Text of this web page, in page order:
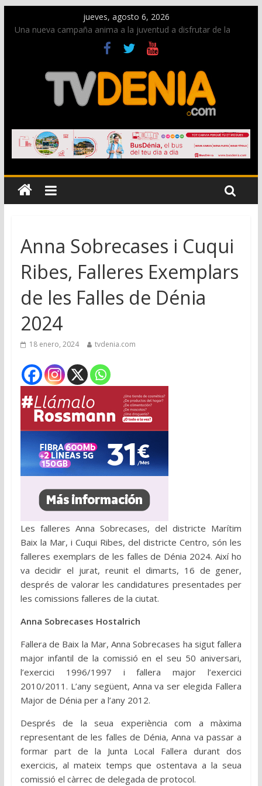
jueves, agosto 6, 2026
Una nueva campaña anima a la juventud a disfrutar de la
Paco Adsuar dona al Arxiu de Dénia más de 50.000 imágenes
de la memoria visual de la ciudad
La Entraeta Festera llena de ambiente la calle Marqués de
Campo con la recepción a la Capitanía Cristiana
El XII Festival de Jazz de Dénia reunirá durante agosto a
figuras nacionales e internacionales en los Jardins de
Torrecremada
Los Moros y Cristianos 2026 reciben las llaves de la ciudad y
dan inicio a las fiestas en Dénia
Anna Sobrecases i Cuqui
Ribes, Falleres Exemplars
de les Falles de Dénia
2024
18 enero, 2024 tvdenia.com
Les falleres Anna Sobrecases, del districte Marítim
Baix la Mar, i Cuqui Ribes, del districte Centro, són les
falleres exemplars de les falles de Dénia 2024. Així ho
va decidir el jurat, reunit el dimarts, 16 de gener,
després de valorar les candidatures presentades per
les comissions falleres de la ciutat.
Anna Sobrecases Hostalrich
Fallera de Baix la Mar, Anna Sobrecases ha sigut fallera
major infantil de la comissió en el seu 50 aniversari,
l’exercici 1996/1997 i fallera major l’exercici
2010/2011. L’any següent, Anna va ser elegida Fallera
Major de Dénia per a l’any 2012.
Després de la seua experiència com a màxima
representant de les falles de Dénia, Anna va passar a
formar part de la Junta Local Fallera durant dos
exercicis, al mateix temps que ostentava a la seua
comissió el càrrec de delegada de protocol.